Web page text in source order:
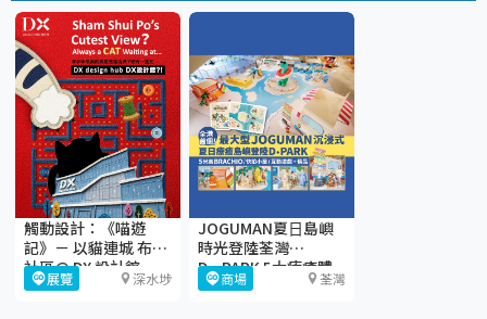
觸動設計：《喵遊
記》－ 以貓連城 布繫
社區@ DX 設計館
展覽 深水埗
JOGUMAN夏⽇島嶼
時光登陸荃灣
D·PARK 5大療癒體
驗區+期間限定店
商場 荃灣